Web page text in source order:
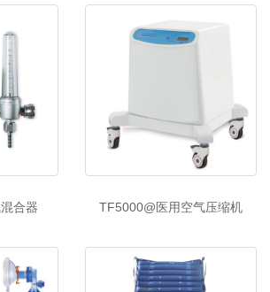
合器 TF5000@医用空气压缩机